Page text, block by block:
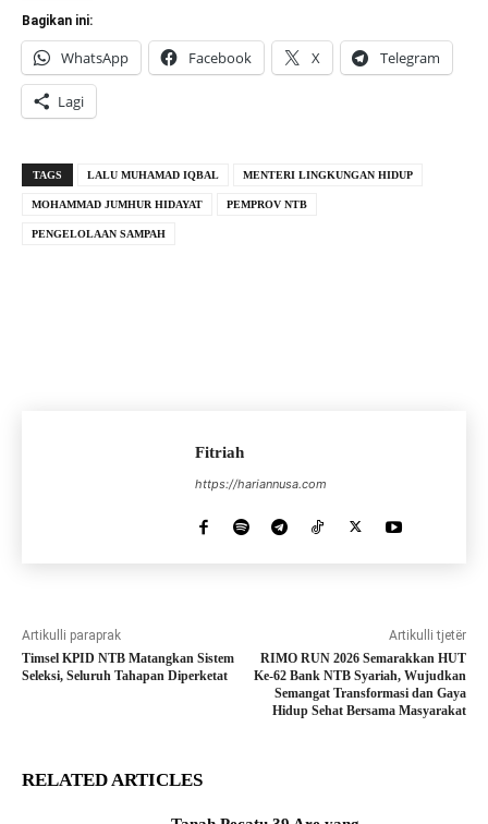
Bagikan ini:
WhatsApp Facebook X Telegram
Lagi
TAGS LALU MUHAMAD IQBAL MENTERI LINGKUNGAN HIDUP
MOHAMMAD JUMHUR HIDAYAT PEMPROV NTB
PENGELOLAAN SAMPAH
Fitriah
https://hariannusa.com
Artikulli paraprak
Timsel KPID NTB Matangkan Sistem
Seleksi, Seluruh Tahapan Diperketat
Artikulli tjetër
RIMO RUN 2026 Semarakkan HUT
Ke-62 Bank NTB Syariah, Wujudkan
Semangat Transformasi dan Gaya
Hidup Sehat Bersama Masyarakat
RELATED ARTICLES